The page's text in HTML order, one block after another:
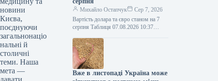
новини
Києва,
поєднуючи
загальнонаціо
нальні й
столичні
теми. Наша
мета —
Михайло Остапчук
Сер 7, 2026
Вартість долара та євро станом на 7
серпня Таблиця 07.08.2026 10:37
дорожчим на 8 копійок, євро…
Вже в листопаді Україна може